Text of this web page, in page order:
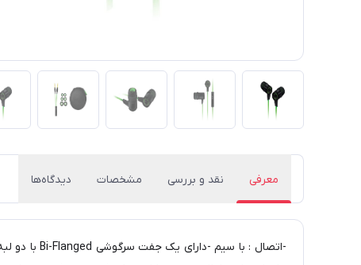
معرفی نقد و بررسی مشخصات دیدگاه‌ها